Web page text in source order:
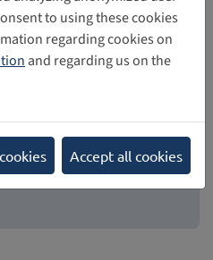
essays on children’s rights
to using these cookies
regarding cookies on
and regarding us on the
Accept all cookies